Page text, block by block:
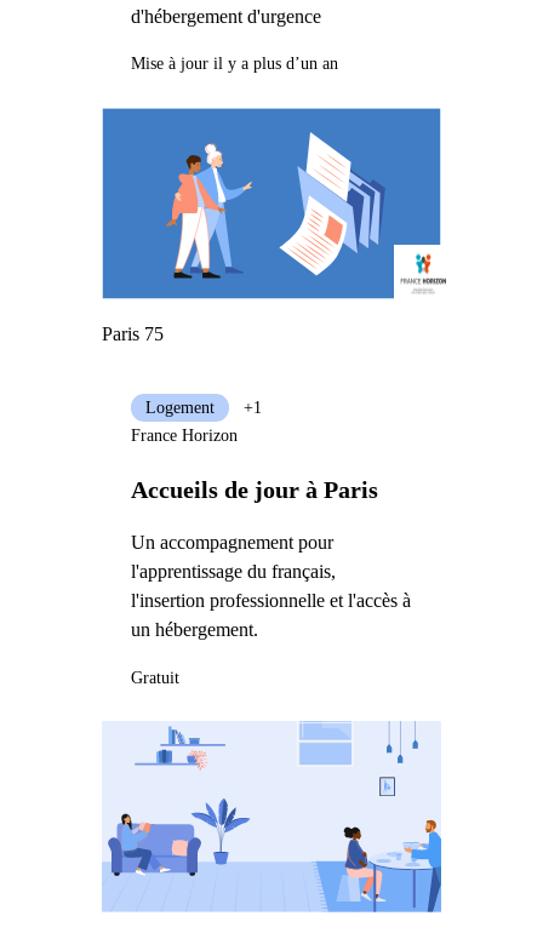
d'hébergement d'urgence
Mise à jour il y a plus d’un an
Paris 75
Accueils de jour à Paris
Un accompagnement pour
l'apprentissage du français,
l'insertion professionnelle et l'accès à
un hébergement.
Logement
+1
France Horizon
Gratuit